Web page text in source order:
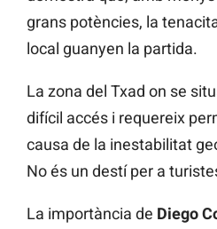
grans potències, la
local guanyen la partida.
La zona del Txad on se
difícil accés i requereix
causa de la inestabilitat
No és un destí per a
La importància de Diego